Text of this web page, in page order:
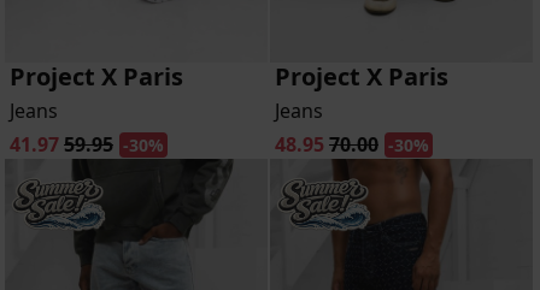
Project X Paris
Jeans
41.9759.95 -30%
Project X Paris
Jeans
48.95 70.00 -30%